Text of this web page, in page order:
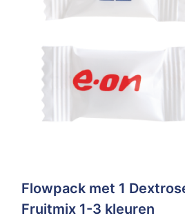
Flowpack met 1
Fruitmix 1-3 kleuren